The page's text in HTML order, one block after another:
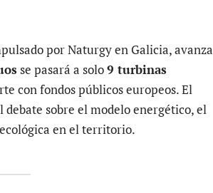
por Naturgy en Galicia, avanza
se pasará a solo9 turbinas
con fondos públicos europeos. El
debate sobre el modelo energético, el
en el territorio.